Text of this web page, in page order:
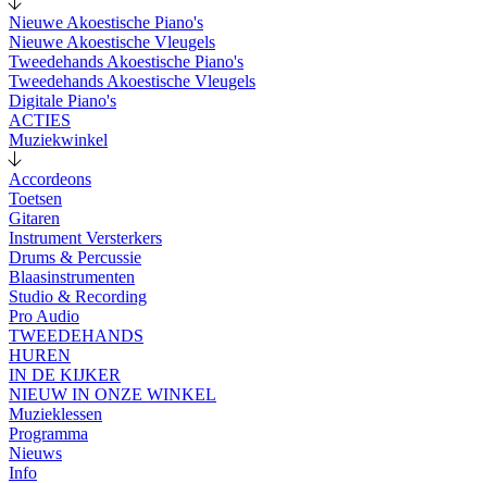
Nieuwe Akoestische Piano's
Nieuwe Akoestische Vleugels
Tweedehands Akoestische Piano's
Tweedehands Akoestische Vleugels
Digitale Piano's
ACTIES
Muziekwinkel
Accordeons
Toetsen
Gitaren
Instrument Versterkers
Drums & Percussie
Blaasinstrumenten
Studio & Recording
Pro Audio
TWEEDEHANDS
HUREN
IN DE KIJKER
NIEUW IN ONZE WINKEL
Muzieklessen
Programma
Nieuws
Info